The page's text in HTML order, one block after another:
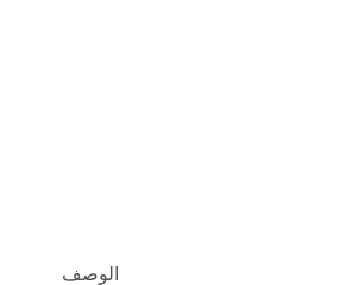
الوصف